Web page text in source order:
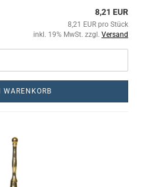
8,21 EUR
8,21 EUR pro Stück
inkl. 19% MwSt. zzgl. Versand
WARENKORB